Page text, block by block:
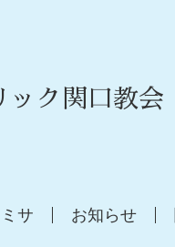
ック関口教会
ミサ お知らせ